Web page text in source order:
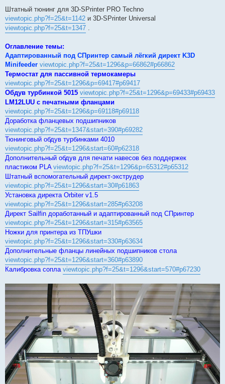
п
о
ч
и
н
н
о
е
с
о
б
щ
е
н
и
е
Штатный тюнинг для 3D-SPrinter PRO Techno
viewtopic.php?f=25&t=1142 и 3D-SPrinter Universal
viewtopic.php?f=25&t=1347 .
Оглавление темы:
Адаптированный под СПринтер самый лёгкий директ K3D
Minifeeder viewtopic.php?f=25&t=1296&p=66862#p66862
Термостат для пассивной термокамеры
viewtopic.php?f=25&t=1296&p=69417#p69417
Обдув турбинкой 5015 viewtopic.php?f=25&t=1296&p=69433#p69433
LM12LUU с печатными фланцами
viewtopic.php?f=25&t=1296&p=69118#p69118
Доработка фланцевых подшипников
viewtopic.php?f=25&t=1347&start=390#p69282
Тюнинговый обдув турбинками 4010
viewtopic.php?f=25&t=1296&start=60#p62318
Дополнительный обдув для печати навесов без поддержек
пластиком PLA viewtopic.php?f=25&t=1296&p=65312#p65312
Штатный вспомогательный директ-экструдер
viewtopic.php?f=25&t=1296&start=30#p61863
Установка директа Orbiter v1.5
viewtopic.php?f=25&t=1296&start=285#p63208
Директ Sailfin доработанный и адаптированный под СПринтер
viewtopic.php?f=25&t=1296&start=315#p63565
Ножки для принтера из ТПУшки
viewtopic.php?f=25&t=1296&start=330#p63634
Дополнительные фланцы линейных подшипников стола
viewtopic.php?f=25&t=1296&start=360#p63890
Калибровка сопла viewtopic.php?f=25&t=1296&start=570#p67230